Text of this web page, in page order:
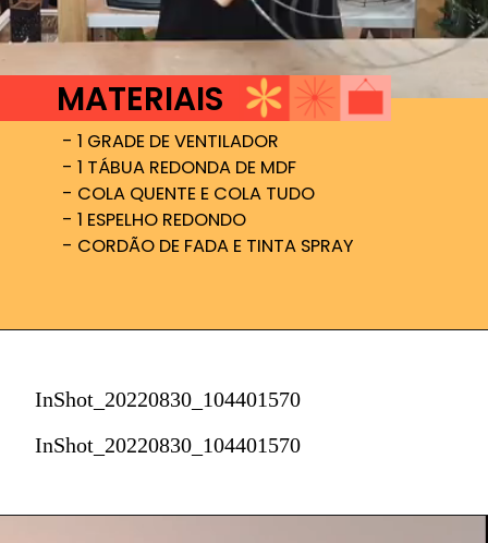
- 1 GRADE DE VENTILADOR
- 1 TÁBUA REDONDA DE MDF
- COLA QUENTE E COLA TUDO
- 1 ESPELHO REDONDO
- CORDÃO DE FADA E TINTA SPRAY
MATERIAIS
InShot_20220830_104401570
InShot_20220830_104401570